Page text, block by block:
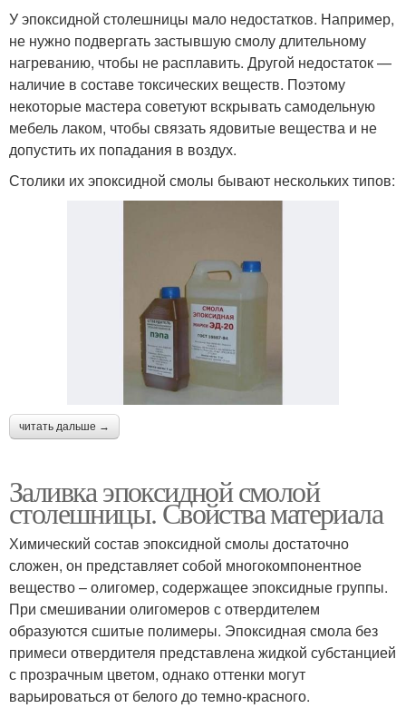
У эпоксидной столешницы мало недостатков. Например,
не нужно подвергать застывшую смолу длительному
нагреванию, чтобы не расплавить. Другой недостаток —
наличие в составе токсических веществ. Поэтому
некоторые мастера советуют вскрывать самодельную
мебель лаком, чтобы связать ядовитые вещества и не
допустить их попадания в воздух.
Столики их эпоксидной смолы бывают нескольких типов:
читать дальше →
Заливка эпоксидной смолой
столешницы. Свойства материала
Химический состав эпоксидной смолы достаточно
сложен, он представляет собой многокомпонентное
вещество – олигомер, содержащее эпоксидные группы.
При смешивании олигомеров с отвердителем
образуются сшитые полимеры. Эпоксидная смола без
примеси отвердителя представлена жидкой субстанцией
с прозрачным цветом, однако оттенки могут
варьироваться от белого до темно-красного.